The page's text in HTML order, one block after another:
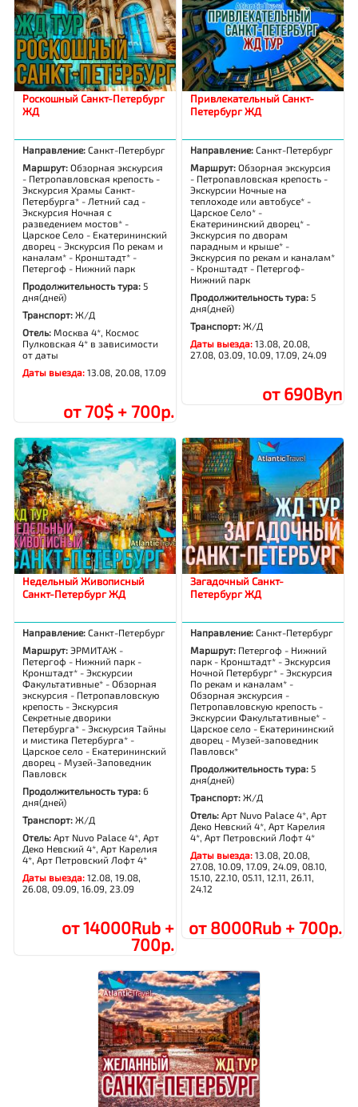
Роскошный Санкт-Петербург
ЖД
Направление:Санкт-Петербург
Маршрут:Обзорная экскурсия
- Петропавловская крепость -
Экскурсия Храмы Санкт-
Петербурга* - Летний сад -
Экскурсия Ночная с
разведением мостов* -
Царское Село - Екатерининский
дворец - Экскурсия По рекам и
каналам* - Кронштадт* -
Петергоф - Нижний парк
Продолжительность тура: 5
дня(дней)
Транспорт:Ж/Д
Отель: Москва 4*, Космос
Пулковская 4* в зависимости
от даты
Даты выезда:13.08, 20.08, 17.09
от 70$ + 700р.
Привлекательный Санкт-
Петербург ЖД
Направление:Санкт-Петербург
Маршрут:Обзорная экскурсия
- Петропавловская крепость -
Экскурсии Ночные на
теплоходе или автобусе* -
Царское Село* -
Екатерининский дворец* -
Экскурсия по дворам
парадным и крыше* -
Экскурсия по рекам и каналам*
- Кронштадт - Петергоф-
Нижний парк
Продолжительность тура: 5
дня(дней)
Транспорт:Ж/Д
Даты выезда:13.08, 20.08,
27.08, 03.09, 10.09, 17.09, 24.09
от 690Byn
Недельный Живописный
Санкт-Петербург ЖД
Направление:Санкт-Петербург
Маршрут:ЭРМИТАЖ -
Петергоф - Нижний парк -
Кронштадт* - Экскурсии
Факультативные* - Обзорная
экскурсия - Петропавловскую
крепость - Экскурсия
Секретные дворики
Петербурга* - Экскурсия Тайны
и мистика Петербурга* -
Царское село - Екатерининский
дворец - Музей-Заповедник
Павловск
Продолжительность тура:6
дня(дней)
Транспорт:Ж/Д
Отель:Арт Nuvo Palace 4*, Арт
Деко Невский 4*, Арт Карелия
4*, Арт Петровский Лофт 4*
Даты выезда:12.08, 19.08,
26.08, 09.09, 16.09, 23.09
от 14000Rub +
700р.
Загадочный Санкт-
Петербург ЖД
Направление:Санкт-Петербург
Маршрут: Петергоф - Нижний
парк - Кронштадт* - Экскурсия
Ночной Петербург* - Экскурсия
По рекам и каналам* -
Обзорная экскурсия -
Петропавловскую крепость -
Экскурсии Факультативные* -
Царское село - Екатерининский
дворец - Музей-заповедник
Павловск*
Продолжительность тура: 5
дня(дней)
Транспорт:Ж/Д
Отель:Арт Nuvo Palace 4*, Арт
Деко Невский 4*, Арт Карелия
4*, Арт Петровский Лофт 4*
Даты выезда:13.08, 20.08,
27.08, 10.09, 17.09, 24.09, 08.10,
15.10, 22.10, 05.11, 12.11, 26.11,
24.12
от 8000Rub + 700р.